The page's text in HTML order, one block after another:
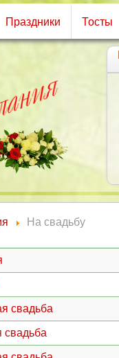
Праздники Тосты
На свадьбу
свадьба
свадьба